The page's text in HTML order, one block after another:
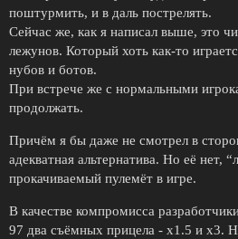
поштурмить, и в даль пострелять.
Сейчас же, как я написал выше, это
лежунов. Который хоть как-то
нубов и ботов.
При встрече же с нормальными
продолжать.
Причём я бы даже не смотрел в
адекватная альтернатива. Но её нет,
прокачиваемый пулемёт в игре.
В качестве компромисса
97 два съёмных прицела - х1.5 и х3.